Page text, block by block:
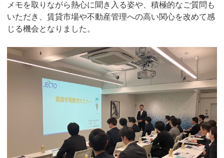
メモを取りながら熱心に聞き入る姿や、積極的なご質問も
いただき、賃貸市場や不動産管理への高い関心を改めて感
じる機会となりました。